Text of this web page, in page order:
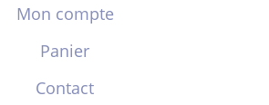
Mon compte
Panier
Contact